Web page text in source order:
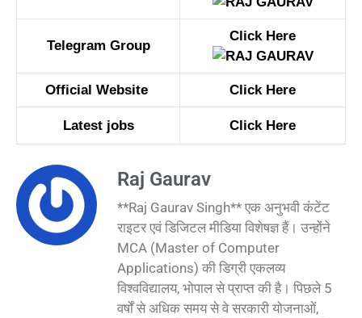
Telegram Group
Click Here
Official Website Click Here
Latest jobs Click Here
Raj Gaurav
**Raj Gaurav Singh** एक अनुभवी कंटेंट
राइटर एवं डिजिटल मीडिया विशेषज्ञ हैं। उन्होंने
MCA (Master of Computer
Applications) की डिग्री एकलव्य
विश्वविद्यालय, भोपाल से प्राप्त की है। पिछले 5
वर्षों से अधिक समय से वे सरकारी योजनाओं,